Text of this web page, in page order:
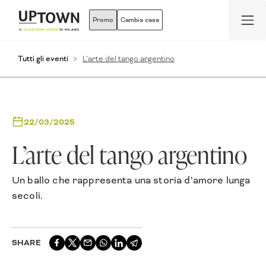
Promo Cambia casa
Tutti gli eventi L’arte del tango argentino
22/03/2025
L’arte del tango argentino
Un ballo che rappresenta una storia d’amore lunga
secoli.
SHARE